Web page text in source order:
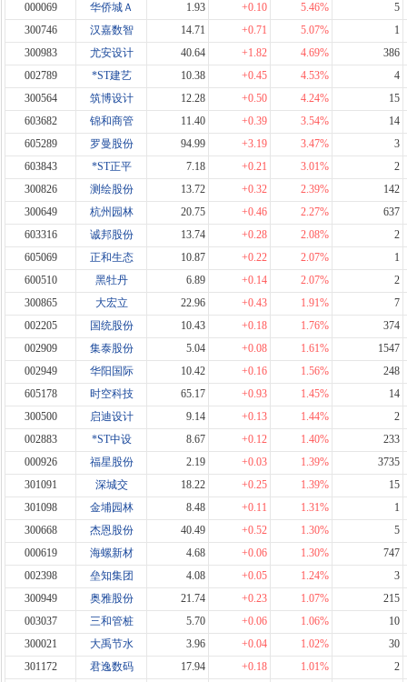
000069
华侨城Ａ 1.93 +0.10 5.46%
5
300746
汉嘉数智 14.71 +0.71 5.07%
1
300983
尤安设计 40.64 +1.82 4.69%
386
002789
*ST建艺 10.38 +0.45 4.53%
4
300564
筑博设计 12.28 +0.50 4.24%
15
603682
锦和商管 11.40 +0.39 3.54%
14
605289
罗曼股份 94.99 +3.19 3.47%
3
603843
*ST正平 7.18 +0.21 3.01%
2
300826
测绘股份 13.72 +0.32 2.39%
142
300649
杭州园林 20.75 +0.46 2.27%
637
603316
诚邦股份 13.74 +0.28 2.08%
2
605069
正和生态 10.87 +0.22 2.07%
1
600510
黑牡丹 6.89 +0.14 2.07%
2
300865
大宏立 22.96 +0.43 1.91%
7
002205
国统股份 10.43 +0.18 1.76%
374
002909
集泰股份 5.04 +0.08 1.61%
1547
002949
华阳国际 10.42 +0.16 1.56%
248
605178
时空科技 65.17 +0.93 1.45%
14
300500
启迪设计 9.14 +0.13 1.44%
2
002883
*ST中设 8.67 +0.12 1.40%
233
000926
福星股份 2.19 +0.03 1.39%
3735
301091
深城交 18.22 +0.25 1.39%
15
301098
金埔园林 8.48 +0.11 1.31%
1
300668
杰恩股份 40.49 +0.52 1.30%
5
000619
海螺新材 4.68 +0.06 1.30%
747
002398
垒知集团 4.08 +0.05 1.24%
3
300949
奥雅股份 21.74 +0.23 1.07%
215
003037
三和管桩 5.70 +0.06 1.06%
10
300021
大禹节水 3.96 +0.04 1.02%
30
301172
君逸数码 17.94 +0.18 1.01%
2